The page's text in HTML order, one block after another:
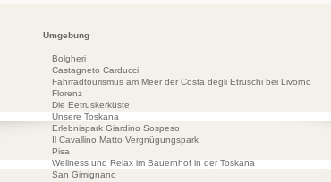
Umgebung
Bolgheri
Castagneto Carducci
Fahrradtourismus am Meer der Costa degli Etruschi bei Livorno
Florenz
Die Eetruskerküste
Unsere Toskana
Erlebnispark Giardino Sospeso
Il Cavallino Matto Vergnügungspark
Pisa
Wellness und Relax im Bauernhof in der Toskana
San Gimignano